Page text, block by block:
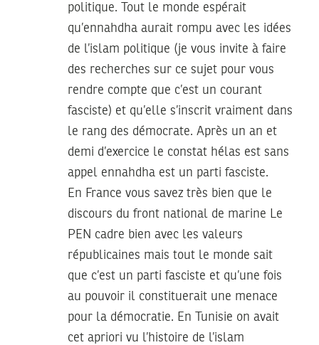
politique. Tout le monde espérait
qu’ennahdha aurait rompu avec les idées
de l’islam politique (je vous invite à faire
des recherches sur ce sujet pour vous
rendre compte que c’est un courant
fasciste) et qu’elle s’inscrit vraiment dans
le rang des démocrate. Après un an et
demi d’exercice le constat hélas est sans
appel ennahdha est un parti fasciste.
En France vous savez très bien que le
discours du front national de marine Le
PEN cadre bien avec les valeurs
républicaines mais tout le monde sait
que c’est un parti fasciste et qu’une fois
au pouvoir il constituerait une menace
pour la démocratie. En Tunisie on avait
cet apriori vu l’histoire de l’islam